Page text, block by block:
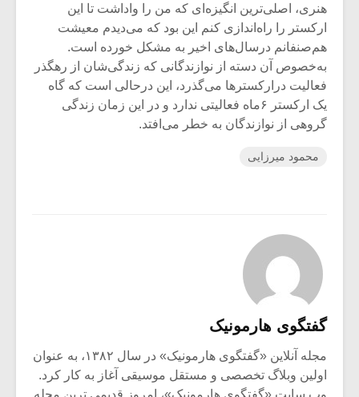
هنری، اصلی‌ترین انگیزه‌ای که من را واداشت تا این
ارکستر را راه‌اندازی کنم این بود که می‌دیدم معیشت
هم‌صنفانم درسال‌های اخیر به مشکل خورده است.
به‌خصوص آن دسته از نوازندگانی که زندگی‌شان از رهگذر
فعالیت درارکسترها می‌گذرد، این درحالی است که گاه
یک ارکستر ۶‌ماه فعالیتی ندارد و در این زمان زندگی
گروهی از نوازندگان به خطر می‌افتد.
محمود میرزایی
گفتگوی هارمونیک
مجله آنلاین «گفتگوی هارمونیک» در سال ۱۳۸۲، به عنوان
اولین وبلاگ تخصصی و مستقل موسیقی آغاز به کار کرد.
وب سایت «گفتگوی هارمونیک»، امروز قدیمی ترین مجله